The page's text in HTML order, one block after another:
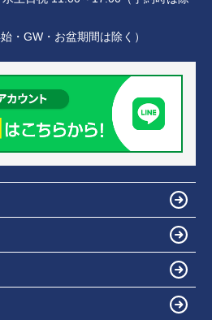
・GW・お盆期間は除く）